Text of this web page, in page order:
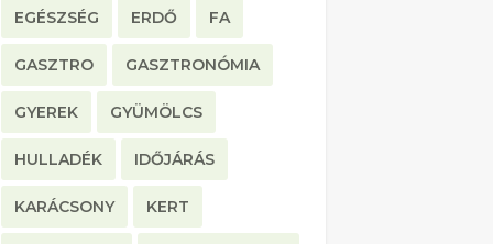
EGÉSZSÉG ERDŐ FA
GASZTRO GASZTRONÓMIA
GYEREK GYÜMÖLCS
HULLADÉK IDŐJÁRÁS
KARÁCSONY KERT